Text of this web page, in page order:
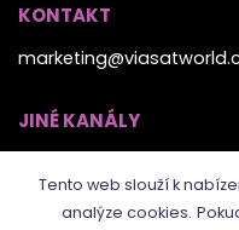
KONTAKT
JINÉ KANÁLY
Tento web slouží k
analýze cookies.